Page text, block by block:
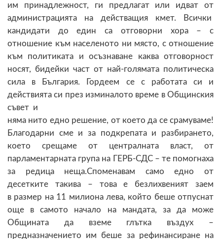
им принадлежност, ги предлагат или идват от
администрацията на действащия кмет. Всички
кандидати до един са отговорни хора – с
отношение към населеното ни място, с отношение
към политиката и осъзнаване каква отговорност
носят, бидейки част от най-голямата политическа
сила в България. Гордеем се с работата си и
действията си през изминалото време в Общинския
съвет и
няма нито едно решение, от което да се срамуваме!
Благодарни сме и за подкрепата и разбирането,
което срещаме от централната власт, от
парламентарната група на ГЕРБ-СДС – те помогнаха
за редица неща.Споменавам само едно от
десетките такива – това е безлихвеният заем
в размер на 11 милиона лева, който беше отпуснат
още в самото начало на мандата, за да може
Общината да вземе глътка въздух –
предназначението им беше за рефинансиране на